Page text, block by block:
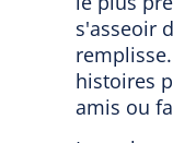
s'asseoir
histoires
amis ou